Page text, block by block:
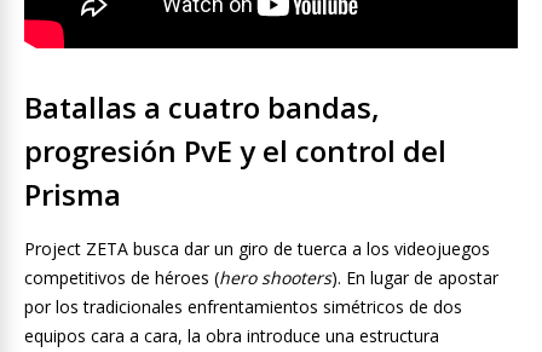
Batallas a cuatro bandas,
progresión PvE y el control del
Prisma
Project ZETA busca dar un giro de tuerca a los videojuegos
competitivos de héroes (hero shooters). En lugar de apostar
por los tradicionales enfrentamientos simétricos de dos
equipos cara a cara, la obra introduce una estructura